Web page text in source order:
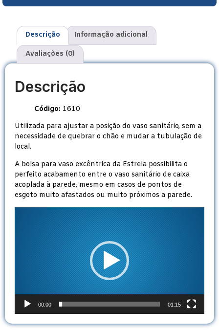
Descrição Informação adicional
Avaliações (0)
Descrição
Código: 1610
Utilizada para ajustar a posição do vaso sanitário, sem a
necessidade de quebrar o chão e mudar a tubulação de
local.
A bolsa para vaso excêntrica da Estrela possibilita o
perfeito acabamento entre o vaso sanitário de caixa
acoplada à parede, mesmo em casos de pontos de
esgoto muito afastados ou muito próximos a parede.
00:00 01:15